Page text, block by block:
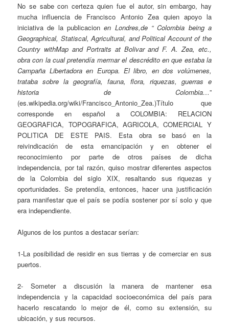
No se sabe con certeza quien fue el autor, sin embargo, hay
mucha influencia de Francisco Antonio Zea quien apoyo la
iniciativa de la publicacion en Londres,de “ Colombia being a
Geographical, Statiscal, Agricultural, and Political Account of the
Country withMap and Portraits at Bolivar and F. A. Zea, etc.,
obra con la cual pretendía mermar el descrédito en que estaba la
Campaña Libertadora en Europa. El libro, en dos volúmenes,
trataba sobre la geografía, fauna, flora, riquezas, guerras e
historia de Colombia…”
(es.wikipedia.org/wiki/Francisco_Antonio_Zea.)Título que
corresponde en español a COLOMBIA: RELACION
GEOGRAFICA, TOPOGRAFICA, AGRICOLA, COMERCIAL Y
POLITICA DE ESTE PAIS. Esta obra se basó en la
reivindicación de esta emancipación y en obtener el
reconocimiento por parte de otros países de dicha
independencia, por tal razón, quiso mostrar diferentes aspectos
de la Colombia del siglo XIX, resaltando sus riquezas y
oportunidades. Se pretendía, entonces, hacer una justificación
para manifestar que el país se podía sostener por sí solo y que
era independiente.
Algunos de los puntos a destacar serían:
1-La posibilidad de residir en sus tierras y de comerciar en sus
puertos.
2- Someter a discusión la manera de mantener esa
independencia y la capacidad socioeconómica del país para
hacerlo rescatando lo mejor de él, como su extensión, su
ubicación, y sus recursos.